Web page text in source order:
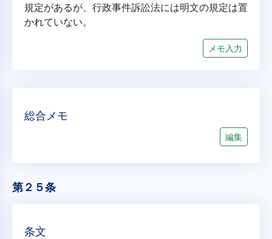
規定があるが、行政事件訴訟法には明文の規定は置
かれていない。
メモ入力
総合メモ
編集
第２５条
条文